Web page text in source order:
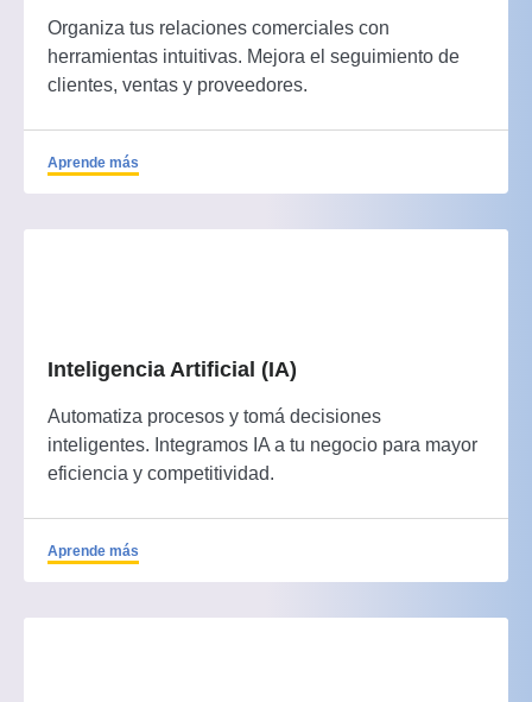
Organiza tus relaciones comerciales con
herramientas intuitivas. Mejora el seguimiento de
clientes, ventas y proveedores.
Aprende más
Inteligencia Artificial (IA)
Automatiza procesos y tomá decisiones
inteligentes. Integramos IA a tu negocio para mayor
eficiencia y competitividad.
Aprende más